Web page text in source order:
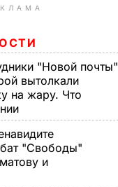
"Новой почты"
вытолкали
на жару. Что
"Свободы"
и